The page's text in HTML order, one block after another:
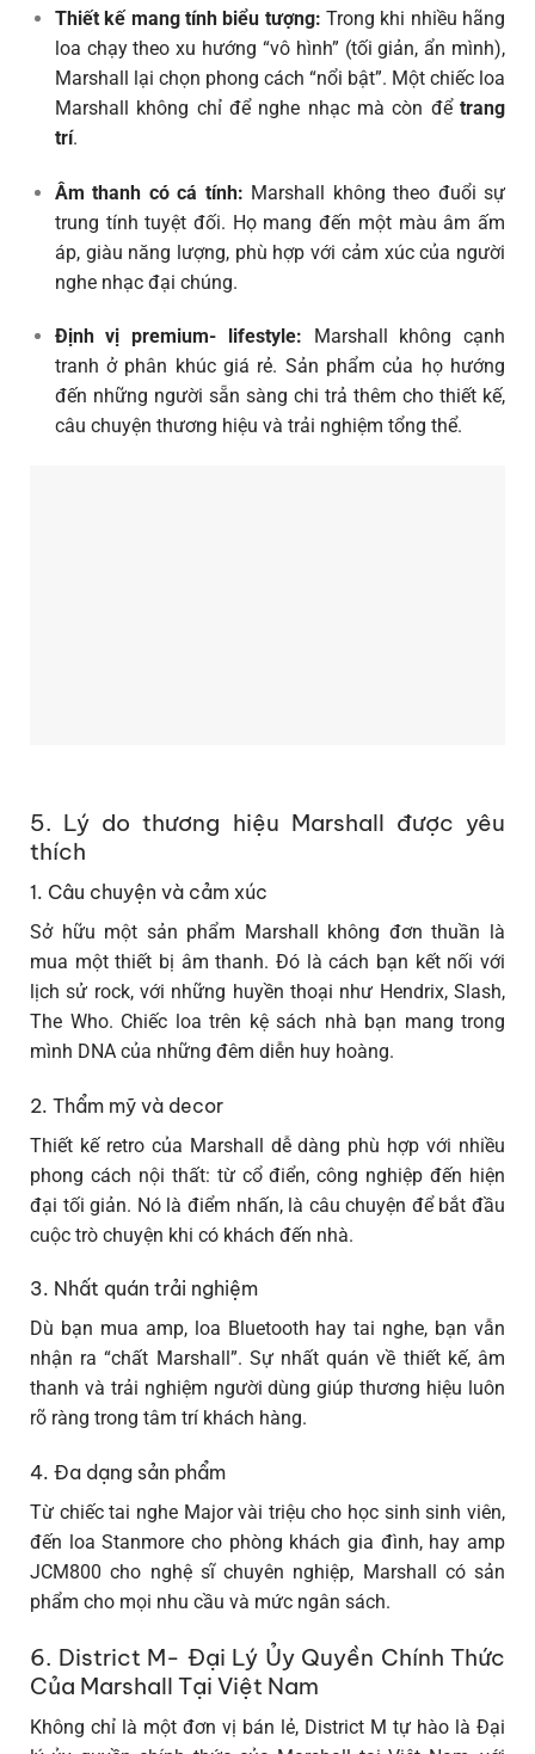
Thiết kế mang tính biểu tượng: Trong khi nhiều hãng
loa chạy theo xu hướng “vô hình” (tối giản, ẩn mình),
Marshall lại chọn phong cách “nổi bật”. Một chiếc loa
Marshall không chỉ để nghe nhạc mà còn để trang
trí.
Âm thanh có cá tính: Marshall không theo đuổi sự
trung tính tuyệt đối. Họ mang đến một màu âm ấm
áp, giàu năng lượng, phù hợp với cảm xúc của người
nghe nhạc đại chúng.
Định vị premium- lifestyle: Marshall không cạnh
tranh ở phân khúc giá rẻ. Sản phẩm của họ hướng
đến những người sẵn sàng chi trả thêm cho thiết kế,
câu chuyện thương hiệu và trải nghiệm tổng thể.
5. Lý do thương hiệu Marshall được yêu
thích
1. Câu chuyện và cảm xúc
Sở hữu một sản phẩm Marshall không đơn thuần là
mua một thiết bị âm thanh. Đó là cách bạn kết nối với
lịch sử rock, với những huyền thoại như Hendrix, Slash,
The Who. Chiếc loa trên kệ sách nhà bạn mang trong
mình DNA của những đêm diễn huy hoàng.
2. Thẩm mỹ và decor
Thiết kế retro của Marshall dễ dàng phù hợp với nhiều
phong cách nội thất: từ cổ điển, công nghiệp đến hiện
đại tối giản. Nó là điểm nhấn, là câu chuyện để bắt đầu
cuộc trò chuyện khi có khách đến nhà.
3. Nhất quán trải nghiệm
Dù bạn mua amp, loa Bluetooth hay tai nghe, bạn vẫn
nhận ra “chất Marshall”. Sự nhất quán về thiết kế, âm
thanh và trải nghiệm người dùng giúp thương hiệu luôn
rõ ràng trong tâm trí khách hàng.
4. Đa dạng sản phẩm
Từ chiếc tai nghe Major vài triệu cho học sinh sinh viên,
đến loa Stanmore cho phòng khách gia đình, hay amp
JCM800 cho nghệ sĩ chuyên nghiệp, Marshall có sản
phẩm cho mọi nhu cầu và mức ngân sách.
6. District M- Đại Lý Ủy Quyền Chính Thức
Của Marshall Tại Việt Nam
Không chỉ là một đơn vị bán lẻ, District M tự hào là Đại